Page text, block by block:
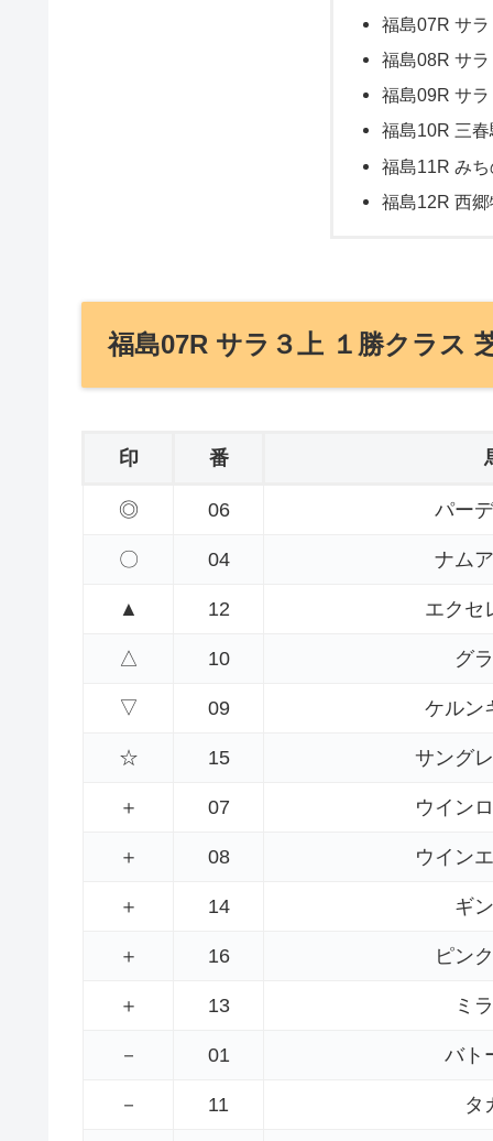
福島07R サ
福島08R サ
福島09R サ
福島10R 三
福島11R み
福島12R 西
福島07R サラ３上 １勝クラス
印 番
◎ 06 パー
〇 04 ナム
▲ 12 エクセ
△ 10 グ
▽ 09 ケルン
☆ 15 サング
＋ 07 ウイン
＋ 08 ウイン
＋ 14 ギ
＋ 16 ピン
＋ 13 ミ
－ 01 バト
－ 11 タ